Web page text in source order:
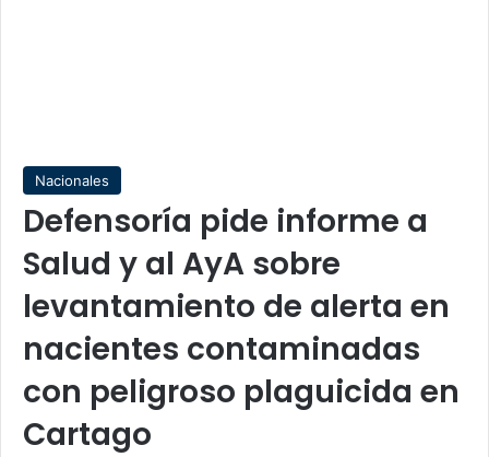
Nacionales
Defensoría pide informe a
Salud y al AyA sobre
levantamiento de alerta en
nacientes contaminadas
con peligroso plaguicida en
Cartago